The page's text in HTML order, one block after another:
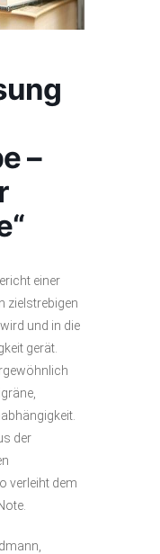
–
einer
zielstrebigen
und in die
gerät.
der
verleiht dem